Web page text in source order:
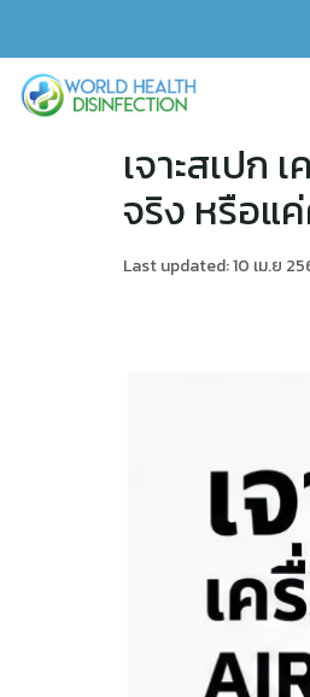
เจาะสเปก
จริง หรือแ
Last updated: 10 เม.ย